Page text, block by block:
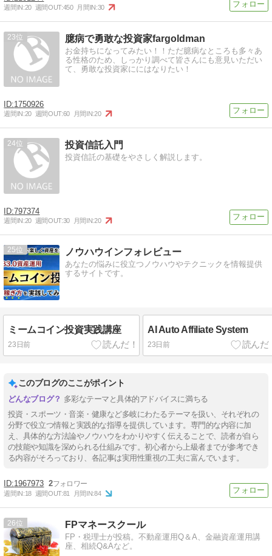
週間IN:20 週間OUT:450 月間IN:30
23 臆病で勇敢な投資家fargoldman
お金持ちになってみたい！！ただ臆病なところも多々あ
る性格のため、しっかり調べて皆さんにも意見いただい
て、勇敢な投資家ににはなりたい！
1750926
週間IN:20 週間OUT:60 月間IN:20
24 投資信託入門
投資信託の基礎をやさしく解説します。
797374
週間IN:20 週間OUT:30 月間IN:20
25 ノウハウインフォレビュー
あなたの悩みに役立つノウハウやテクニックを情報提供
するサイトです。
ミームコイン投資実践講座
23日前
AI Auto Affiliate System
23日前
このブログのここがポイント
多彩なテーマと具体的アドバイスに満ちる
投資・スポーツ・音楽・健康など多岐にわたるテーマを扱い、それぞれの
分野で役立つ情報と実践的な指導を提供しています。専門的な内容に加
え、具体的な方法論やノウハウをわかりやすく伝えることで、読者が自ら
の技能や知識を深められる仕組みです。初心者から上級者までが参考でき
る内容がそろっており、各記事は実用性重視の工夫に富んでいます。
1967973 2
週間IN:18 週間OUT:81 月間IN:84
26 FPマネースクール
FP・税理士が投稿。不動産運用Q＆A、金融資産運用講
座、相続Q&Aなど。